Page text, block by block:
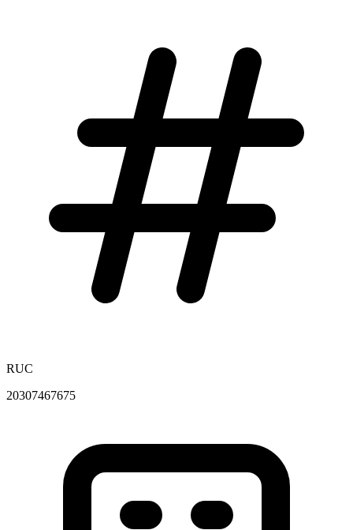
RUC
20307467675